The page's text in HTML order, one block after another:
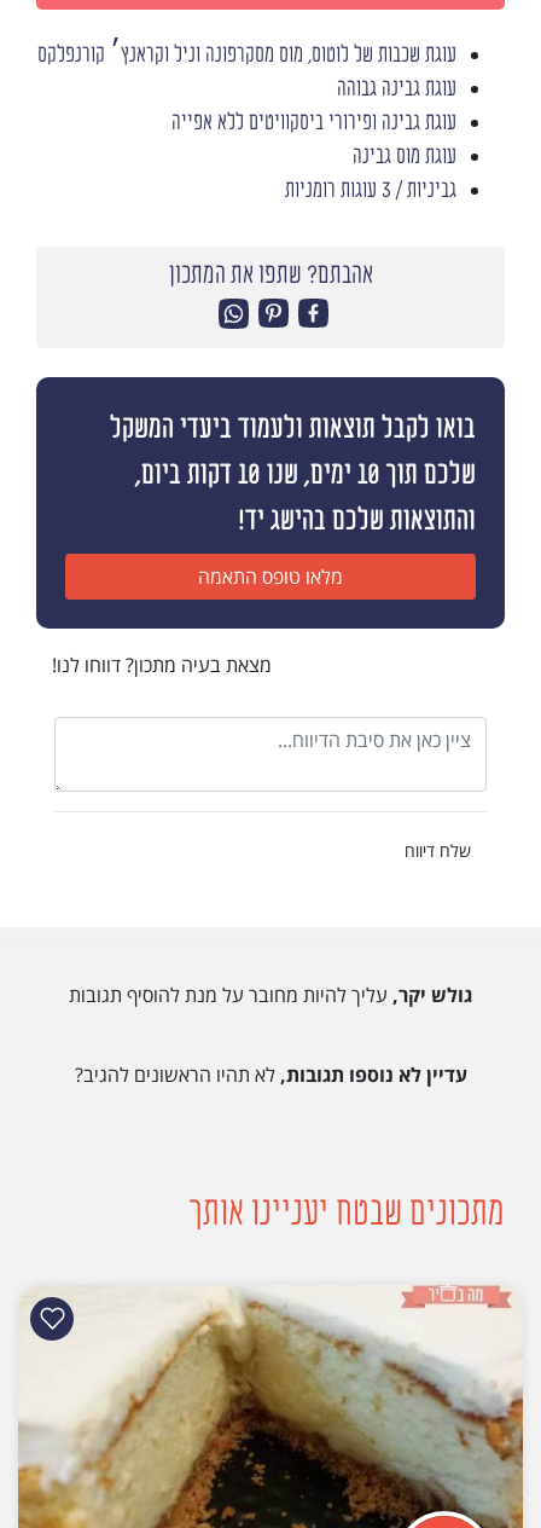
עוגת שכבות של לוטוס, מוס מסקרפונה וניל וקראנץ׳ קורנפלקס
עוגת גבינה גבוהה
עוגת גבינה ופירורי ביסקוויטים ללא אפייה
עוגת מוס גבינה
גביניות / 3 עוגות רומניות
אהבתם? שתפו את המתכון
בואו לקבל תוצאות ולעמוד ביעדי המשקל
שלכם תוך 10 ימים, שנו 10 דקות ביום,
והתוצאות שלכם בהישג יד!
מלאו טופס התאמה
מצאת בעיה מתכון? דווחו לנו!
שלח דיווח
גולש יקר, עליך להיות מחובר על מנת להוסיף תגובות
עדיין לא נוספו תגובות,לא תהיו הראשונים להגיב?
מתכונים שבטח יעניינו אותך